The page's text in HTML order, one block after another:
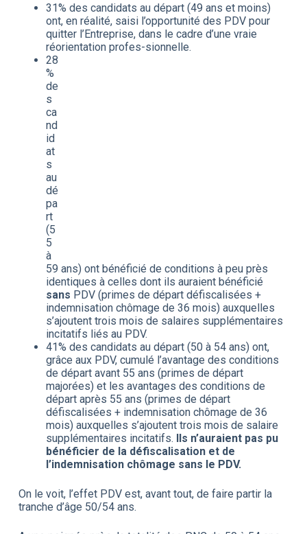
31% des candidats au départ (49 ans et moins)
ont, en réalité, saisi l’opportunité des PDV pour
quitter l’Entreprise, dans le cadre d’une vraie
réorientation profes-sionnelle.
28
%
de
s
ca
nd
id
at
s
au
dé
pa
rt
(5
5
à
59 ans) ont bénéficié de conditions à peu près
identiques à celles dont ils auraient bénéficié
sans PDV (primes de départ défiscalisées +
indemnisation chômage de 36 mois) auxquelles
s’ajoutent trois mois de salaires supplémentaires
incitatifs liés au PDV.
41% des candidats au départ (50 à 54 ans) ont,
grâce aux PDV, cumulé l’avantage des conditions
de départ avant 55 ans (primes de départ
majorées) et les avantages des conditions de
départ après 55 ans (primes de départ
défiscalisées + indemnisation chômage de 36
mois) auxquelles s’ajoutent trois mois de salaire
supplémentaires incitatifs. Ils n’auraient pas pu
bénéficier de la défiscalisation et de
l’indemnisation chômage sans le PDV.
On le voit, l’effet PDV est, avant tout, de faire partir la
tranche d’âge 50/54 ans.